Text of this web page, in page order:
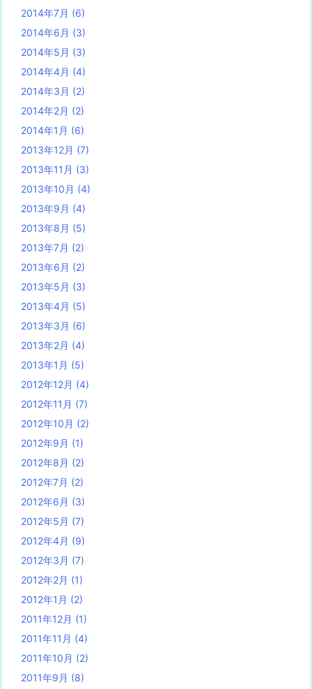
2014年7月 (6)
2014年6月 (3)
2014年5月 (3)
2014年4月 (4)
2014年3月 (2)
2014年2月 (2)
2014年1月 (6)
2013年12月 (7)
2013年11月 (3)
2013年10月 (4)
2013年9月 (4)
2013年8月 (5)
2013年7月 (2)
2013年6月 (2)
2013年5月 (3)
2013年4月 (5)
2013年3月 (6)
2013年2月 (4)
2013年1月 (5)
2012年12月 (4)
2012年11月 (7)
2012年10月 (2)
2012年9月 (1)
2012年8月 (2)
2012年7月 (2)
2012年6月 (3)
2012年5月 (7)
2012年4月 (9)
2012年3月 (7)
2012年2月 (1)
2012年1月 (2)
2011年12月 (1)
2011年11月 (4)
2011年10月 (2)
2011年9月 (8)